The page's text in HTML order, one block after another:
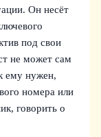
Он несёт
под свои
не может сам
ему нужен,
номера или
говорить о